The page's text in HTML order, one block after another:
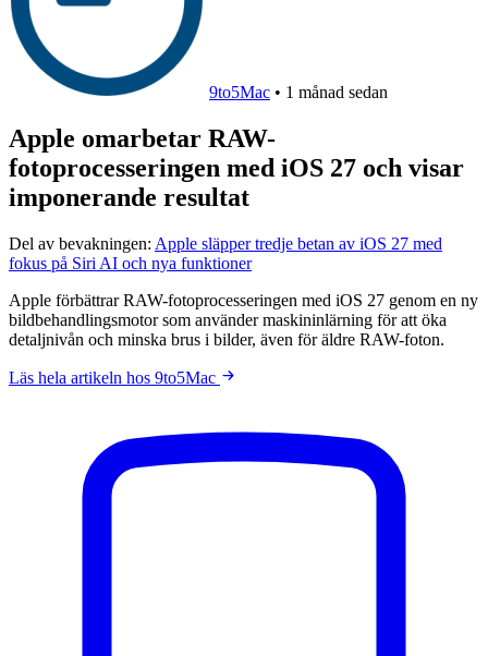
9to5Mac • 1 månad sedan
Apple omarbetar RAW-
fotoprocesseringen med iOS 27 och visar
imponerande resultat
Del av bevakningen: Apple släpper tredje betan av iOS 27 med
fokus på Siri AI och nya funktioner
Apple förbättrar RAW-fotoprocesseringen med iOS 27 genom en ny
bildbehandlingsmotor som använder maskininlärning för att öka
detaljnivån och minska brus i bilder, även för äldre RAW-foton.
Läs hela artikeln hos 9to5Mac